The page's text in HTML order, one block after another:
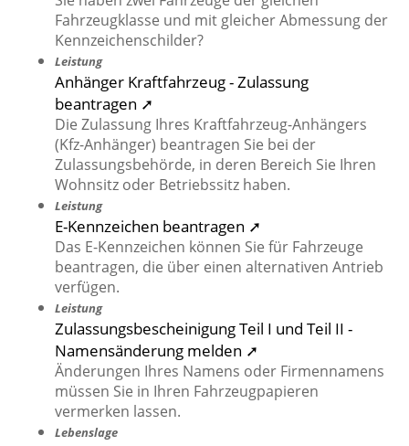
Fahrzeugklasse und mit gleicher Abmessung der
Kennzeichenschilder?
Leistung
Anhänger Kraftfahrzeug - Zulassung
beantragen ➚
Die Zulassung Ihres Kraftfahrzeug-Anhängers
(Kfz-Anhänger) beantragen Sie bei der
Zulassungsbehörde, in deren Bereich Sie Ihren
Wohnsitz oder Betriebssitz haben.
Leistung
E-Kennzeichen beantragen ➚
Das E-Kennzeichen können Sie für Fahrzeuge
beantragen, die über einen alternativen Antrieb
verfügen.
Leistung
Zulassungsbescheinigung Teil I und Teil II -
Namensänderung melden ➚
Änderungen Ihres Namens oder Firmennamens
müssen Sie in Ihren Fahrzeugpapieren
vermerken lassen.
Lebenslage